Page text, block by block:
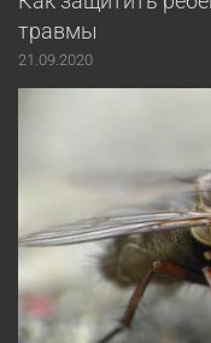
травмы
21.09.2020